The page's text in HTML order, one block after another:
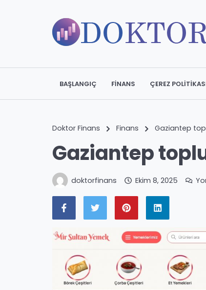
BAŞLANGIÇ FINANS ÇEREZ
Doktor Finans Finans Gaziantep
Gaziantep
doktorfinans Ekim 8, 2025